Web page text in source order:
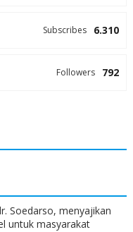
6.310
Subscribes
792
Followers
Soedarso, menyajikan
untuk masyarakat